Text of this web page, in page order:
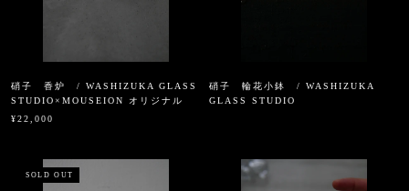
硝子 香炉 / WASHIZUKA GLASS
STUDIO×MOUSEION オリジナル
¥22,000
硝子 輪花小鉢 / WASHIZUKA
GLASS STUDIO
SOLD OUT